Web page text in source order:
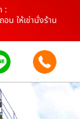
:
น ให้เช่านั่งร้าน